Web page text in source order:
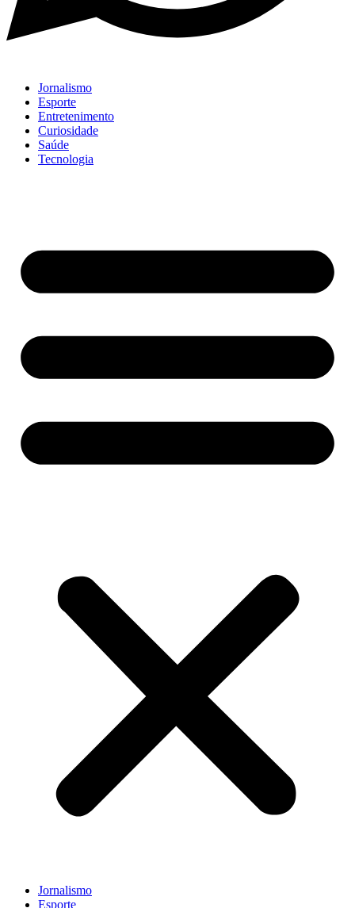
Jornalismo
Esporte
Entretenimento
Curiosidade
Saúde
Tecnologia
Jornalismo
Esporte